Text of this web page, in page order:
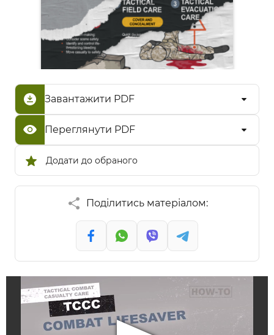
Додати до обраного
Завантажити PDF
Переглянути PDF
Поділитись матеріалом: